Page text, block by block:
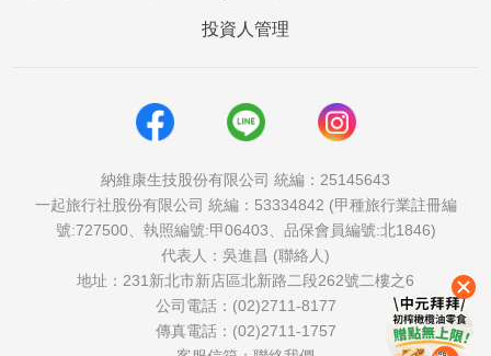
投資人管理
納維康生技股份有限公司 統編：25145643
一起旅行社股份有限公司 統編：53334842 (甲種旅行業註冊編
號:727500、執照編號:甲06403、品保會員編號:北1846)
代表人：吳進昌 (聯絡人)
地址：231新北市新店區北新路二段262號二樓之6
公司電話：(02)2711-8177
傳真電話：(02)2711-1757